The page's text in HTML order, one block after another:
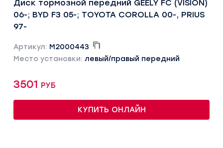
Диск тормозной передний GEELY FC (VISION)
06-; BYD F3 05-; TOYOTA COROLLA 00-, PRIUS
97-
Артикул: M2000443
Место установки: левый/правый передний
3501 руб
КУПИТЬ ОНЛАЙН